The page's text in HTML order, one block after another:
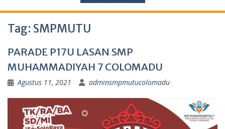
Tag: SMPMUTU
PARADE P17U LASAN SMP
MUHAMMADIYAH 7 COLOMADU
Agustus 11, 2021 adminsmpmutucolomadu